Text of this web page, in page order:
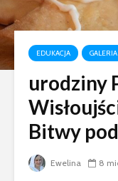
EDUKACJA GALERIA
urodziny
Bitwy
Ewelina 8